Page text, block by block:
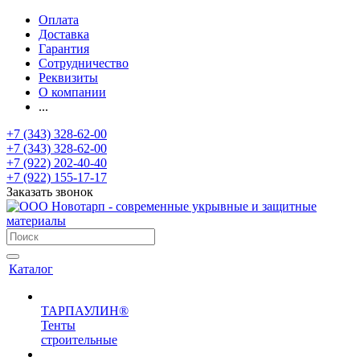
Оплата
Доставка
Гарантия
Сотрудничество
Реквизиты
О компании
...
+7 (343) 328-62-00
+7 (343) 328-62-00
+7 (922) 202-40-40
+7 (922) 155-17-17
Заказать звонок
Каталог
ТАРПАУЛИН®
Тенты
строительные